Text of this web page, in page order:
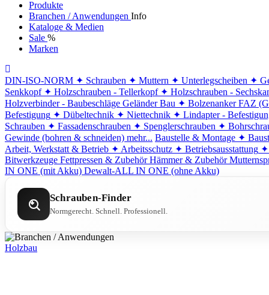
Produkte
Branchen / Anwendungen Info
Kataloge & Medien
Sale %
Marken
DIN-ISO-NORM ✦ Schrauben ✦ Muttern ✦ Unterlegscheiben ✦
Senkkopf ✦ Holzschrauben - Tellerkopf ✦ Holzschrauben -
Holzverbinder - Baubeschläge Geländer Bau ✦ Bolzenanker FAZ
Befestigung ✦ Dübeltechnik ✦ Niettechnik ✦ Lindapter -
Schrauben ✦ Fassadenschrauben ✦ Spenglerschrauben ✦
Gewinde (bohren & schneiden) mehr... Baustelle & Montage ✦
Arbeit, Werkstatt & Betrieb ✦ Arbeitsschutz ✦ Betriebsausstattung ✦
Bitwerkzeuge Fettpressen & Zubehör Hämmer & Zubehör
IN ONE (mit Akku) Dewalt-ALL IN ONE (ohne Akku)
Schrauben-Finder
Normgerecht. Schnell. Professionell.
Holzbau